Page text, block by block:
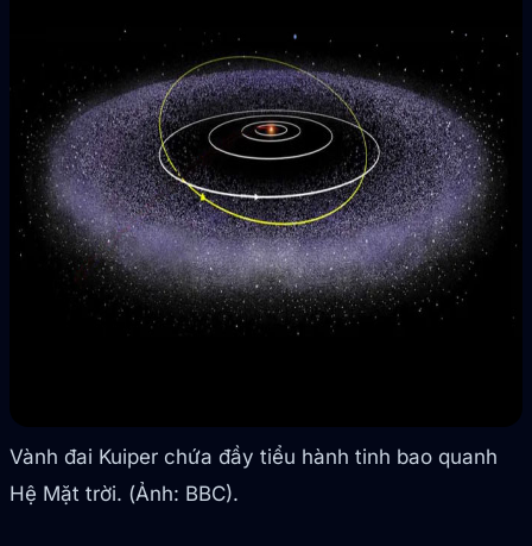
Vành đai Kuiper chứa đầy tiểu hành tinh bao quanh
Hệ Mặt trời. (Ảnh: BBC).